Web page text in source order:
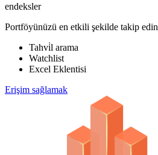
endeksler
Portföyünüzü en etkili şekilde takip edin
Tahvi̇l arama
Watchlist
Excel Eklentisi
Erişim sağlamak